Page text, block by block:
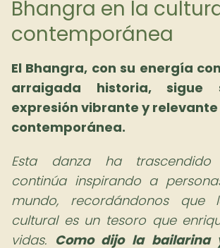
Bhangra en la
contemporánea
El Bhangra, con su energía
arraigada historia, sigue
expresión vibrante y
contemporánea.
Esta danza ha
continúa inspirando a
mundo, recordándonos que
cultural es un tesoro que
vidas. Como dijo la bailarina